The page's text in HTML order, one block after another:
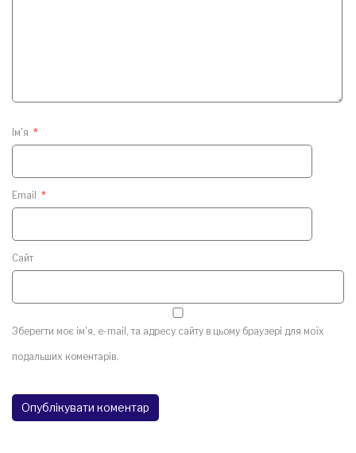
Ім'я *
Email *
Сайт
Зберегти моє ім'я, e-mail, та адресу сайту в цьому браузері для моїх
подальших коментарів.